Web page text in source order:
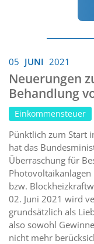
05 JUNI 2021
Neuerungen
Behandlung
Einkommensteuer
Pünktlich zum Start
hat das
Überraschung für
Photovoltaikanlagen
bzw.
02. Juni 2021 wird
grundsätzlich als
also sowohl
nicht mehr